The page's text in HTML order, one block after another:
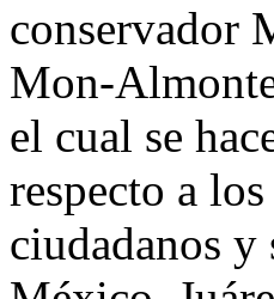
conservador
Mon-
el cual se
respecto a
ciudadanos y